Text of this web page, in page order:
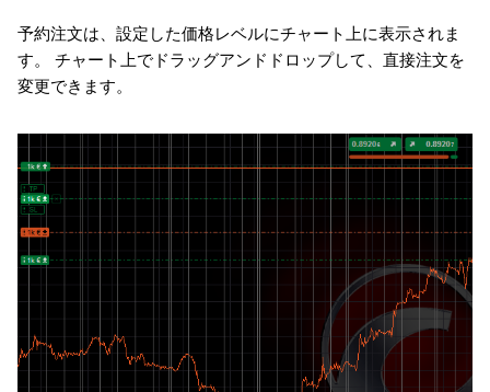
予約注文は、設定した価格レベルにチャート上に表示されま
す。 チャート上でドラッグアンドドロップして、直接注文を
変更できます。